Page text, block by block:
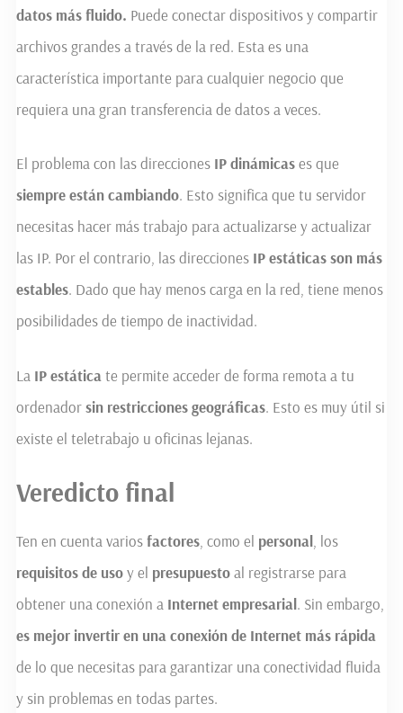
datos más fluido. Puede conectar dispositivos y compartir
archivos grandes a través de la red. Esta es una
característica importante para cualquier negocio que
requiera una gran transferencia de datos a veces.
El problema con las direccionesIP dinámicases que
siempre están cambiando. Esto significa que tu servidor
necesitas hacer más trabajo para actualizarse y actualizar
las IP. Por el contrario, las direcciones IP estáticas son más
estables. Dado que hay menos carga en la red, tiene menos
posibilidades de tiempo de inactividad.
La IP estática te permite acceder de forma remota a tu
ordenadorsin restricciones geográficas. Esto es muy útil si
existe el teletrabajo u oficinas lejanas.
Veredicto final
Ten en cuenta variosfactores, como el personal, los
requisitos de usoy el presupuestoal registrarse para
obtener una conexión a Internet empresarial. Sin embargo,
es mejor invertir en una conexión deInternet más rápida
de lo que necesitas para garantizar una conectividad fluida
y sin problemas en todas partes.